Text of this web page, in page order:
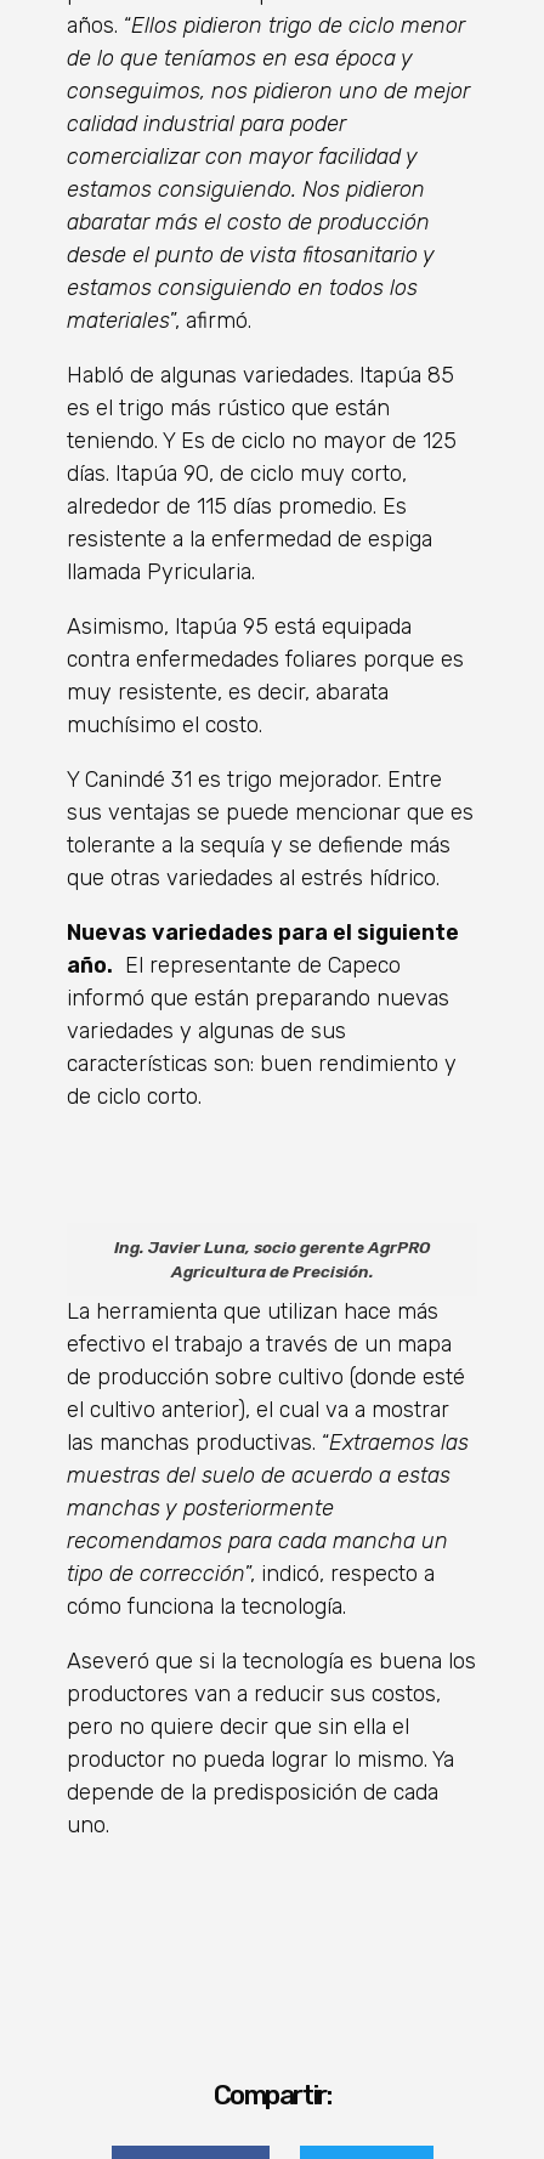
años. “Ellos pidieron trigo de ciclo menor
de lo que teníamos en esa época y
conseguimos, nos pidieron uno de mejor
calidad industrial para poder
comercializar con mayor facilidad y
estamos consiguiendo. Nos pidieron
abaratar más el costo de producción
desde el punto de vista fitosanitario y
estamos consiguiendo en todos los
materiales”, afirmó.
Habló de algunas variedades. Itapúa 85
es el trigo más rústico que están
teniendo. Y Es de ciclo no mayor de 125
días. Itapúa 90, de ciclo muy corto,
alrededor de 115 días promedio. Es
resistente a la enfermedad de espiga
llamada Pyricularia.
Asimismo, Itapúa 95 está equipada
contra enfermedades foliares porque es
muy resistente, es decir, abarata
muchísimo el costo.
Y Canindé 31 es trigo mejorador. Entre
sus ventajas se puede mencionar que es
tolerante a la sequía y se defiende más
que otras variedades al estrés hídrico.
Nuevas variedades para el siguiente
año. El representante de Capeco
informó que están preparando nuevas
variedades y algunas de sus
características son: buen rendimiento y
de ciclo corto.
Ing. Javier Luna, socio gerente AgrPRO
Agricultura de Precisión.
La herramienta que utilizan hace más
efectivo el trabajo a través de un mapa
de producción sobre cultivo (donde esté
el cultivo anterior), el cual va a mostrar
las manchas productivas. “Extraemos las
muestras del suelo de acuerdo a estas
manchas y posteriormente
recomendamos para cada mancha un
tipo de corrección”, indicó, respecto a
cómo funciona la tecnología.
Aseveró que si la tecnología es buena los
productores van a reducir sus costos,
pero no quiere decir que sin ella el
productor no pueda lograr lo mismo. Ya
depende de la predisposición de cada
uno.
Compartir: